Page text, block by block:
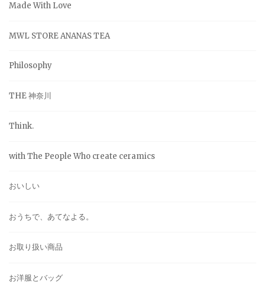
Made With Love
MWL STORE ANANAS TEA
Philosophy
THE 神奈川
Think.
with The People Who create ceramics
おいしい
おうちで、あてなよる。
お取り扱い商品
お洋服とバッグ